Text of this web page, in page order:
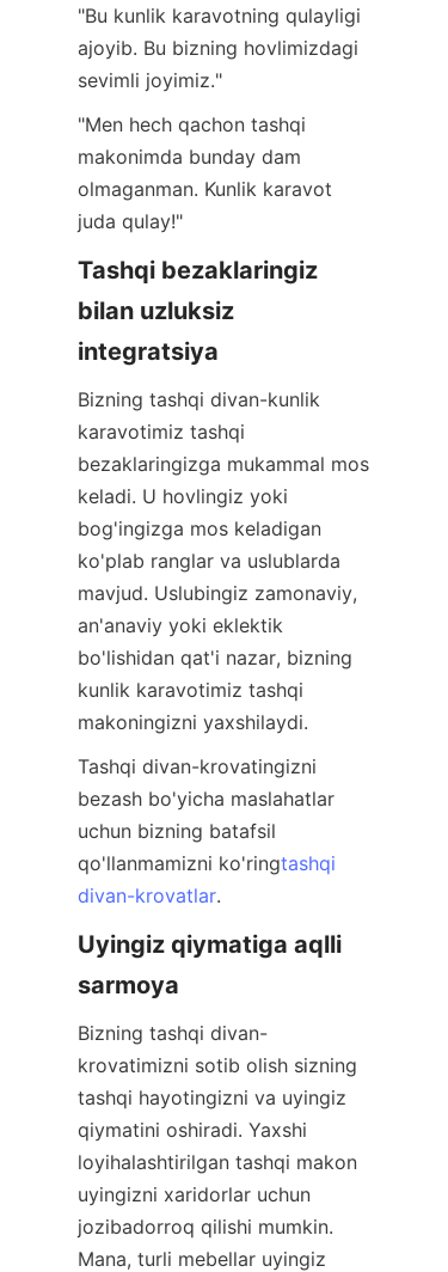
"Bu kunlik karavotning qulayligi
ajoyib. Bu bizning hovlimizdagi
sevimli joyimiz."
"Men hech qachon tashqi
makonimda bunday dam
olmaganman. Kunlik karavot
juda qulay!"
Tashqi bezaklaringiz
bilan uzluksiz
integratsiya
Bizning tashqi divan-kunlik
karavotimiz tashqi
bezaklaringizga mukammal mos
keladi. U hovlingiz yoki
bog'ingizga mos keladigan
ko'plab ranglar va uslublarda
mavjud. Uslubingiz zamonaviy,
an'anaviy yoki eklektik
bo'lishidan qat'i nazar, bizning
kunlik karavotimiz tashqi
makoningizni yaxshilaydi.
Tashqi divan-krovatingizni
bezash bo'yicha maslahatlar
uchun bizning batafsil
qo'llanmamizni ko'ringtashqi
divan-krovatlar.
Uyingiz qiymatiga aqlli
sarmoya
Bizning tashqi divan-
krovatimizni sotib olish sizning
tashqi hayotingizni va uyingiz
qiymatini oshiradi. Yaxshi
loyihalashtirilgan tashqi makon
uyingizni xaridorlar uchun
jozibadorroq qilishi mumkin.
Mana, turli mebellar uyingiz